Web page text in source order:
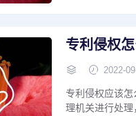
专利侵权
2022-
专利侵权应该
理机关进行处理